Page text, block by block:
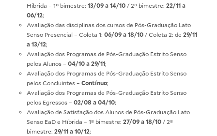
Híbrida – 1° bimestre: 13/09 a 14/10 / 2° bimestre: 22/11 a
06/12;
Avaliaçãodas disciplinas dos cursos de Pós-Graduação Lato
Senso Presencial – Coleta 1: 06/09 a 18/10 / Coleta 2: de 29/11
a 13/12;
Avaliaçãodos Programas de Pós-Graduação Estrito Senso
pelos Alunos – 04/10 a 29/11;
Avaliaçãodos Programas de Pós-Graduação Estrito Senso
pelos Concluintes – Contínuo;
Avaliaçãodos Programas de Pós-Graduação Estrito Senso
pelos Egressos – 02/08 a 04/10;
Avaliaçãode Satisfação dos Alunos de Pós-Graduação Lato
Senso EaD e Híbrida – 1º bimestre: 27/09 a 18/10 / 2º
bimestre: 29/11 a 10/12;